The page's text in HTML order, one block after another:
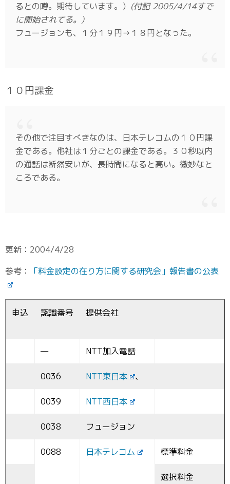
るとの噂。期待しています。） (付記 2005/4/14すで
に開始されてる。)
フュージョンも、１分１９円→１８円となった。
１０円課金
その他で注目すべきなのは、日本テレコムの１０円課
金である。他社は１分ごとの課金である。３０秒以内
の通話は断然安いが、長時間になると高い。微妙なと
ころである。
更新：2004/4/28
参考：
「料金設定の在り方に関する研究会」報告書の公表
申込 認識番号 提供会社
— NTT加入電話
0036 NTT東日本 、
0039 NTT西日本
0038 フュージョン
0088 日本テレコム 標準料金
選択料金